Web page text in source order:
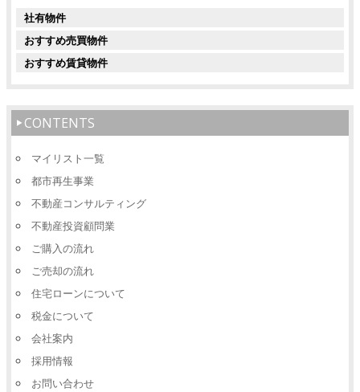
社有物件
おすすめ売買物件
おすすめ賃貸物件
CONTENTS
マイリスト一覧
都市再生事業
不動産コンサルティング
不動産投資顧問業
ご購入の流れ
ご売却の流れ
住宅ローンについて
税金について
会社案内
採用情報
お問い合わせ